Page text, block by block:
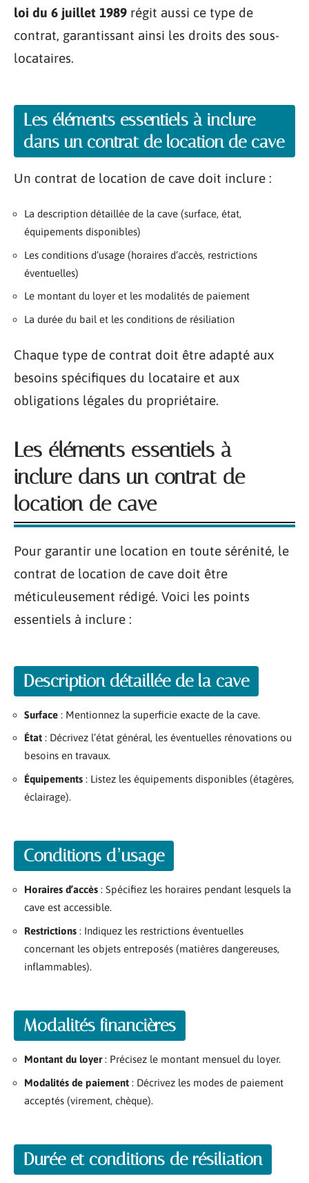
loi du 6 juillet 1989 régit aussi ce type de
contrat, garantissant ainsi les droits des sous-
locataires.
Les éléments essentiels à inclure
dans un contrat de location de cave
Un contrat de location de cave doit inclure :
La description détaillée de la cave (surface, état,
équipements disponibles)
Les conditions d’usage (horaires d’accès, restrictions
éventuelles)
Le montant du loyer et les modalités de paiement
La durée du bail et les conditions de résiliation
Chaque type de contrat doit être adapté aux
besoins spécifiques du locataire et aux
obligations légales du propriétaire.
Les éléments essentiels à
inclure dans un contrat de
location de cave
Pour garantir une location en toute sérénité, le
contrat de location de cave doit être
méticuleusement rédigé. Voici les points
essentiels à inclure :
Description détaillée de la cave
Surface : Mentionnez la superficie exacte de la cave.
État : Décrivez l’état général, les éventuelles rénovations ou
besoins en travaux.
Équipements : Listez les équipements disponibles (étagères,
éclairage).
Conditions d’usage
Horaires d’accès : Spécifiez les horaires pendant lesquels la
cave est accessible.
Restrictions : Indiquez les restrictions éventuelles
concernant les objets entreposés (matières dangereuses,
inflammables).
Modalités financières
Montant du loyer: Précisez le montant mensuel du loyer.
Modalités de paiement : Décrivez les modes de paiement
acceptés (virement, chèque).
Durée et conditions de résiliation